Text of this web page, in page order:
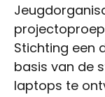
Stichting een
basis van de
laptops te